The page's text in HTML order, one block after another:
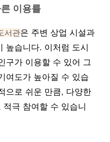
이용률
서관은 주변 상업 시설과
높습니다. 이처럼 도시
구가 이용할 수 있어 그
여도가 높아질 수 있습
으로 쉬운 만큼, 다양한
극 참여할 수 있습니